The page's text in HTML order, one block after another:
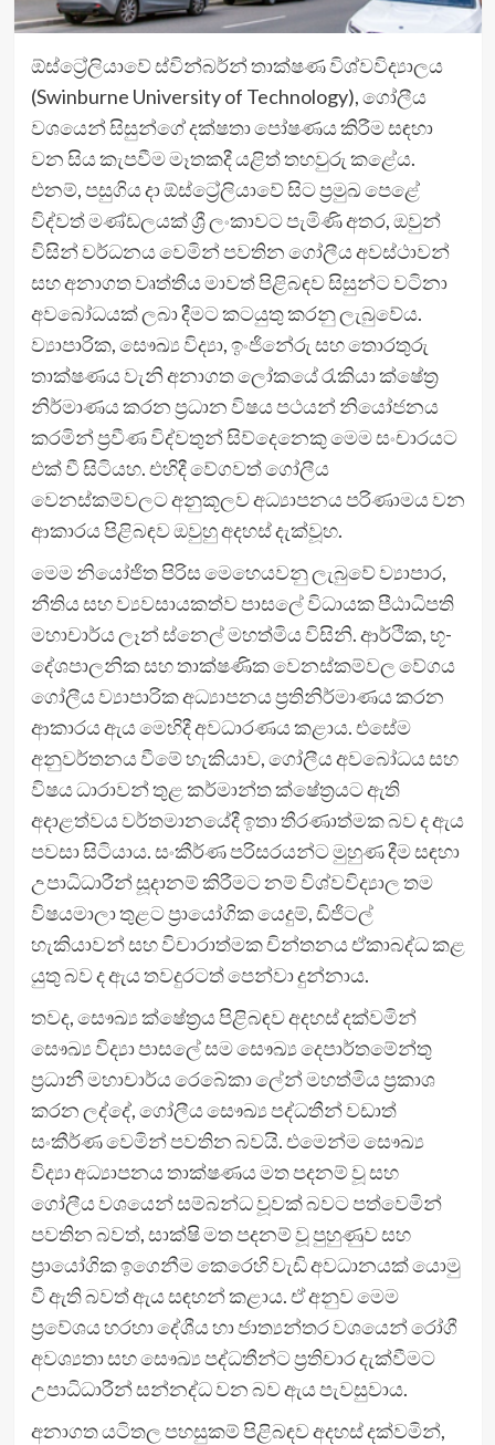
ඕස්ට්‍රේලියාවේ ස්වින්බර්න් තාක්ෂණ විශ්වවිද්‍යාලය
(Swinburne University of Technology), ගෝලීය
වශයෙන් සිසුන්ගේ දක්ෂතා පෝෂණය කිරීම සඳහා
වන සිය කැපවීම මෑතකදී යළිත් තහවුරු කළේය.
එනම්, පසුගිය දා ඕස්ට්‍රේලියාවේ සිට ප්‍රමුඛ පෙළේ
විද්වත් මණ්ඩලයක් ශ්‍රී ලංකාවට පැමිණි අතර, ඔවුන්
විසින් වර්ධනය වෙමින් පවතින ගෝලීය අවස්ථාවන්
සහ අනාගත වෘත්තීය මාවත් පිළිබඳව සිසුන්ට වටිනා
අවබෝධයක් ලබා දීමට කටයුතු කරනු ලැබුවේය.
ව්‍යාපාරික, සෞඛ්‍ය විද්‍යා, ඉංජිනේරු සහ තොරතුරු
තාක්ෂණය වැනි අනාගත ලෝකයේ රැකියා ක්ෂේත්‍ර
නිර්මාණය කරන ප්‍රධාන විෂය පථයන් නියෝජනය
කරමින් ප්‍රවීණ විද්වතුන් සිව්දෙනෙකු මෙම සංචාරයට
එක් වී සිටියහ. එහිදී වේගවත් ගෝලීය
වෙනස්කම්වලට අනුකූලව අධ්‍යාපනය පරිණාමය වන
ආකාරය පිළිබඳව ඔවුහු අදහස් දැක්වූහ.
මෙම නියෝජිත පිරිස මෙහෙයවනු ලැබුවේ ව්‍යාපාර,
නීතිය සහ ව්‍යවසායකත්ව පාසලේ විධායක පීඨාධිපති
මහාචාර්ය ලෑන් ස්නෙල් මහත්මිය විසිනි. ආර්ථික, භූ-
දේශපාලනික සහ තාක්ෂණික වෙනස්කම්වල වේගය
ගෝලීය ව්‍යාපාරික අධ්‍යාපනය ප්‍රතිනිර්මාණය කරන
ආකාරය ඇය මෙහිදී අවධාරණය කළාය. එසේම
අනුවර්තනය වීමේ හැකියාව, ගෝලීය අවබෝධය සහ
විෂය ධාරාවන් තුළ කර්මාන්ත ක්ෂේත්‍රයට ඇති
අදාළත්වය වර්තමානයේදී ඉතා තීරණාත්මක බව ද ඇය
පවසා සිටියාය. සංකීර්ණ පරිසරයන්ට මුහුණ දීම සඳහා
උපාධිධාරීන් සූදානම් කිරීමට නම් විශ්වවිද්‍යාල තම
විෂයමාලා තුළට ප්‍රායෝගික යෙදුම්, ඩිජිටල්
හැකියාවන් සහ විචාරාත්මක චින්තනය ඒකාබද්ධ කළ
යුතු බව ද ඇය තවදුරටත් පෙන්වා දුන්නාය.
තවද, සෞඛ්‍ය ක්ෂේත්‍රය පිළිබඳව අදහස් දක්වමින්
සෞඛ්‍ය විද්‍යා පාසලේ සම සෞඛ්‍ය දෙපාර්තමේන්තු
ප්‍රධානී මහාචාර්ය රෙබේකා ලේන් මහත්මිය ප්‍රකාශ
කරන ලද්දේ, ගෝලීය සෞඛ්‍ය පද්ධතීන් වඩාත්
සංකීර්ණ වෙමින් පවතින බවයි. එමෙන්ම සෞඛ්‍ය
විද්‍යා අධ්‍යාපනය තාක්ෂණය මත පදනම් වූ සහ
ගෝලීය වශයෙන් සම්බන්ධ වූවක් බවට පත්වෙමින්
පවතින බවත්, සාක්ෂි මත පදනම් වූ පුහුණුව සහ
ප්‍රායෝගික ඉගෙනීම කෙරෙහි වැඩි අවධානයක් යොමු
වී ඇති බවත් ඇය සඳහන් කළාය. ඒ අනුව මෙම
ප්‍රවේශය හරහා දේශීය හා ජාත්‍යන්තර වශයෙන් රෝගී
අවශ්‍යතා සහ සෞඛ්‍ය පද්ධතීන්ට ප්‍රතිචාර දැක්වීමට
උපාධිධාරීන් සන්නද්ධ වන බව ඇය පැවසුවාය.
අනාගත යටිතල පහසුකම් පිළිබඳව අදහස් දක්වමින්,